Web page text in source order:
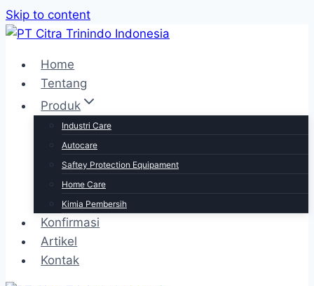
Skip to content
Home
Tentang
Produk
Industri Care
Autocare
Saftey Protection Equipament
Home Care
Kimia Pembersih
Konfirmasi
Artikel
Kontak